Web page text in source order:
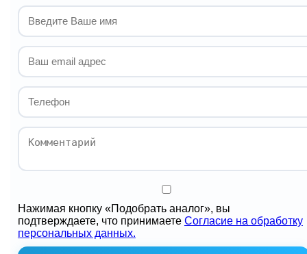
Нажимая кнопку «Подобрать аналог», вы
подтверждаете, что принимаетеСогласие на обработку
персональных данных.